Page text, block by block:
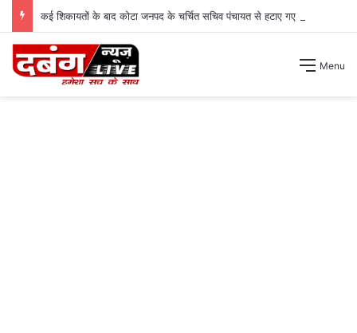
कई शिकायतों के बाद कोटा जनपद के चर्चित सचिव पंचायत से हटाए गए ।
Menu